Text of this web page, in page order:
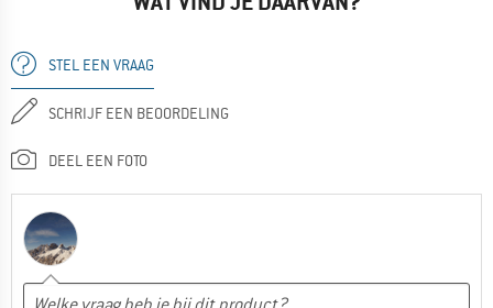
STEL EEN VRAAG
SCHRIJF EEN BEOORDELING
DEEL EEN FOTO